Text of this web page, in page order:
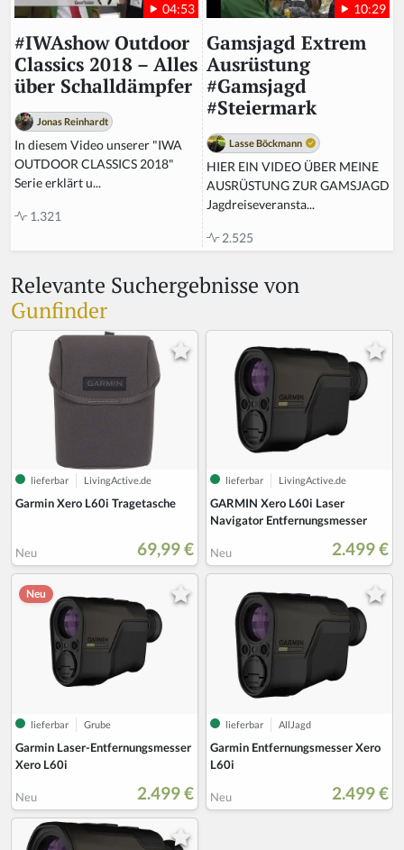
04:53
#IWAshow Outdoor
Classics 2018 – Alles
über Schalldämpfer
Jonas Reinhardt
In diesem Video unserer "IWA
OUTDOOR CLASSICS 2018"
Serie erklärt u...
1.321
10:29
Gamsjagd Extrem
Ausrüstung
#Gamsjagd
#Steiermark
Lasse Böckmann
HIER EIN VIDEO ÜBER MEINE
AUSRÜSTUNG ZUR GAMSJAGD
Jagdreiseveransta...
2.525
Relevante Suchergebnisse von
Gunfinder